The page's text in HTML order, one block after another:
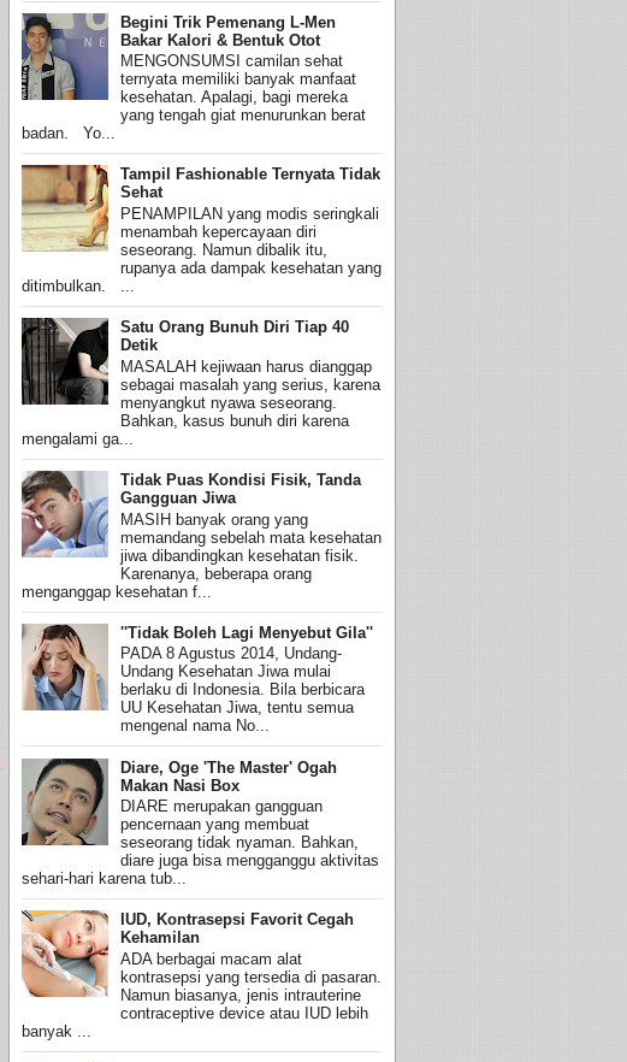
Begini Trik Pemenang L-Men
Bakar Kalori & Bentuk Otot
MENGONSUMSI camilan sehat
ternyata memiliki banyak manfaat
kesehatan. Apalagi, bagi mereka
yang tengah giat menurunkan berat
badan. Yo...
Tampil Fashionable Ternyata Tidak
Sehat
PENAMPILAN yang modis seringkali
menambah kepercayaan diri
seseorang. Namun dibalik itu,
rupanya ada dampak kesehatan yang
ditimbulkan. ...
Satu Orang Bunuh Diri Tiap 40
Detik
MASALAH kejiwaan harus dianggap
sebagai masalah yang serius, karena
menyangkut nyawa seseorang.
Bahkan, kasus bunuh diri karena
mengalami ga...
Tidak Puas Kondisi Fisik, Tanda
Gangguan Jiwa
MASIH banyak orang yang
memandang sebelah mata kesehatan
jiwa dibandingkan kesehatan fisik.
Karenanya, beberapa orang
menganggap kesehatan f...
''Tidak Boleh Lagi Menyebut Gila''
PADA 8 Agustus 2014, Undang-
Undang Kesehatan Jiwa mulai
berlaku di Indonesia. Bila berbicara
UU Kesehatan Jiwa, tentu semua
mengenal nama No...
Diare, Oge 'The Master' Ogah
Makan Nasi Box
DIARE merupakan gangguan
pencernaan yang membuat
seseorang tidak nyaman. Bahkan,
diare juga bisa mengganggu aktivitas
sehari-hari karena tub...
IUD, Kontrasepsi Favorit Cegah
Kehamilan
ADA berbagai macam alat
kontrasepsi yang tersedia di pasaran.
Namun biasanya, jenis intrauterine
contraceptive device atau IUD lebih
banyak ...